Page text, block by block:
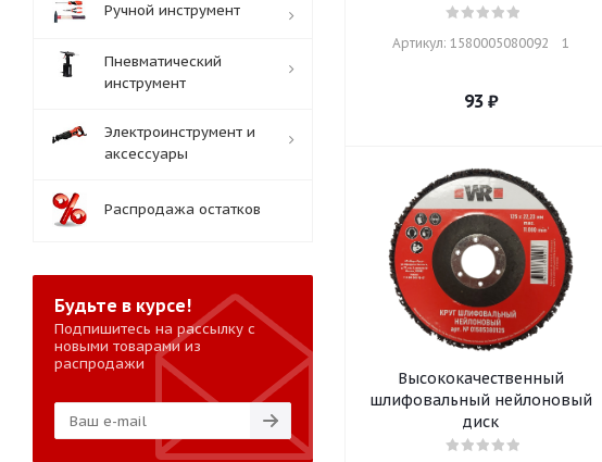
Артикул: 1580005080092    1
93 ₽
Высококачественный
шлифовальный нейлоновый
диск
Ручной инструмент
Пневматический
инструмент
Электроинструмент и
аксессуары
Распродажа остатков
Будьте в курсе!
Подпишитесь на рассылку с
новыми товарами из
распродажи